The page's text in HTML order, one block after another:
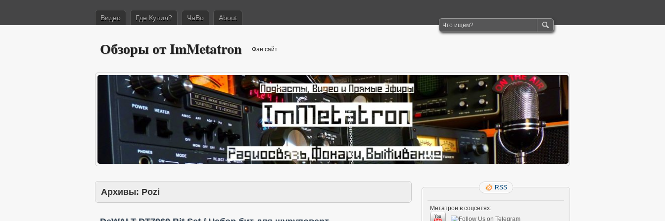
Видео Где Купил? ЧаВо About
Обзоры от ImMetatron Фан сайт
Архивы: Pozi RSS
Метатрон в соцсетях: